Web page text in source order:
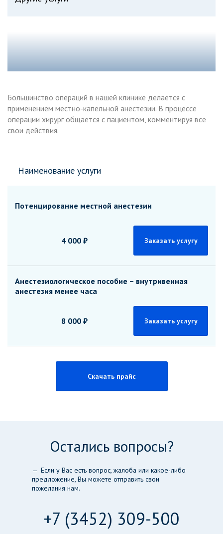
Большинство операций в нашей клинике делается с
применением местно-капельной анестезии. В процессе
операции хирург общается с пациентом, комментируя все
свои действия.
Наименование услуги
Потенцирование местной анестезии
4 000 ₽ Заказать услугу
Анестезиологическое пособие – внутривенная
анестезия менее часа
8 000 ₽ Заказать услугу
Скачать прайс
Остались вопросы?
Если у Вас есть вопрос, жалоба или какое-либо
предложение, Вы можете отправить свои
пожелания нам.
+7 (3452) 309-500